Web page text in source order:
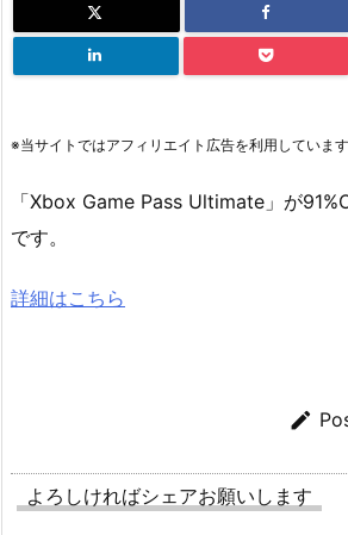
※当サイトではアフィリエイト広告を利用しています
「Xbox Game Pass Ultimate」が
です。
詳細はこちら

よろしければシェアお願いします